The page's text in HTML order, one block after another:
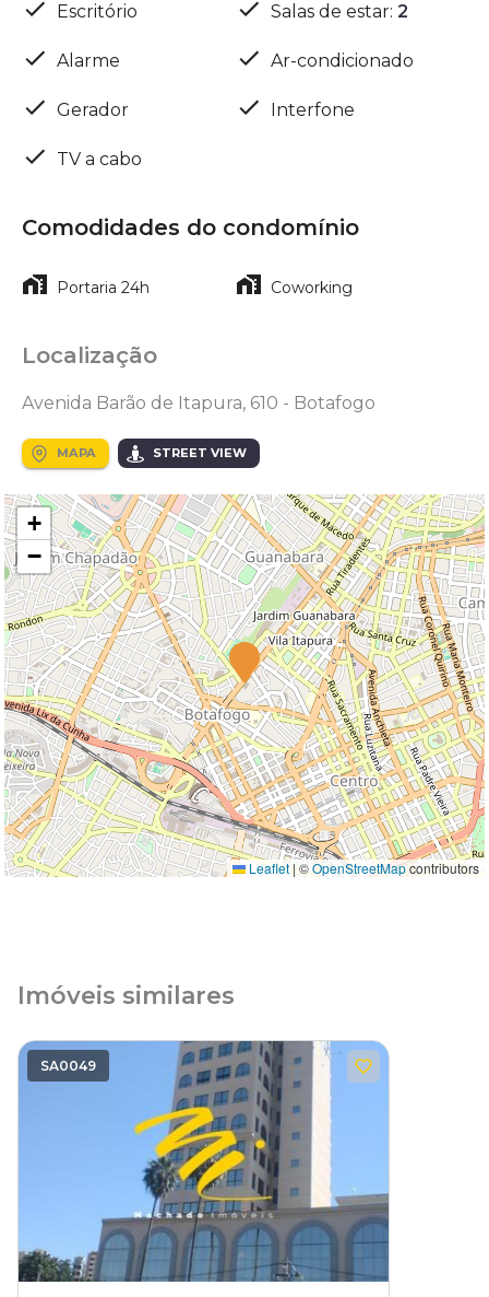
Escritório Salas de estar: 2
Alarme Ar-condicionado
Gerador Interfone
TV a cabo
Comodidades do condomínio
Portaria 24h Coworking
Localização
Avenida Barão de Itapura, 610 - Botafogo
MAPA STREET VIEW
+
−
Leaflet | ©OpenStreetMapcontributors
Imóveis similares
SA0049